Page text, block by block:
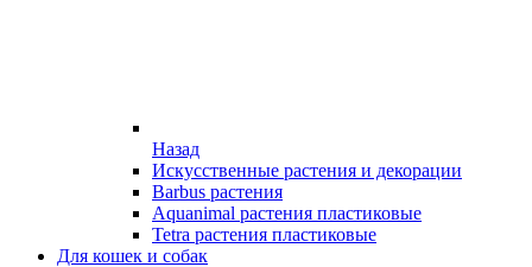
Назад
Искусственные растения и декорации
Barbus растения
Aquanimal растения пластиковые
Tetra растения пластиковые
Для кошек и собак